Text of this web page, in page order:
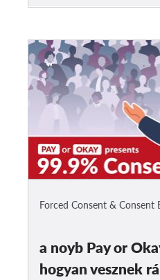
Forced Consent & Consent
a noyb Pay or
hogyan vesznek